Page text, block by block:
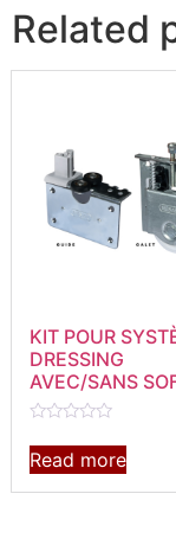
Related
KIT POUR
DRESSING
AVEC/SANS
0
out
5
Read more